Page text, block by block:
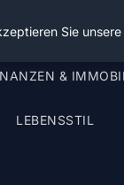
&
LEBENSSTIL
Sie